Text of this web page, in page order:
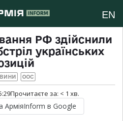
EN
РФ здійснили
українських
ООС
Прочитаєте за: < 1 хв.
АрміяInform в Google